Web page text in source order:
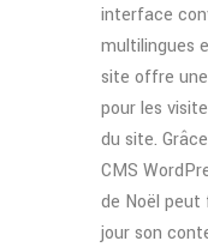
interface
multilingues
site offre
pour les
du site.
CMS
de Noël
jour son